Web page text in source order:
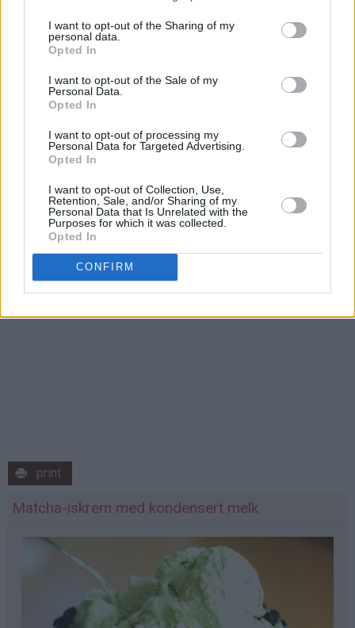
I want to opt-out of the Sharing of my
personal data.
Opted In
I want to opt-out of the Sale of my
Personal Data.
Opted In
I want to opt-out of processing my
Personal Data for Targeted Advertising.
Opted In
I want to opt-out of Collection, Use,
Retention, Sale, and/or Sharing of my
Personal Data that Is Unrelated with the
Purposes for which it was collected.
Opted In
CONFIRM
print
Matcha-iskrem med kondensert melk